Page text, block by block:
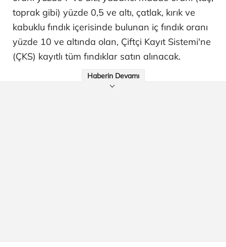
toprak gibi) yüzde 0,5 ve altı, çatlak, kırık ve
kabuklu fındık içerisinde bulunan iç fındık oranı
yüzde 10 ve altında olan, Çiftçi Kayıt Sistemi'ne
(ÇKS) kayıtlı tüm fındıklar satın alınacak.
Haberin Devamı